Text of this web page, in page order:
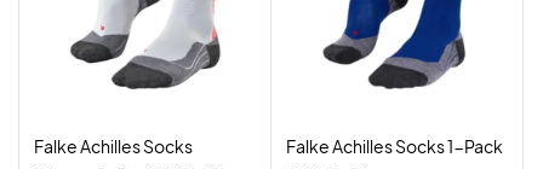
Falke Achilles Socks
Falke Achilles Socks 1-Pack